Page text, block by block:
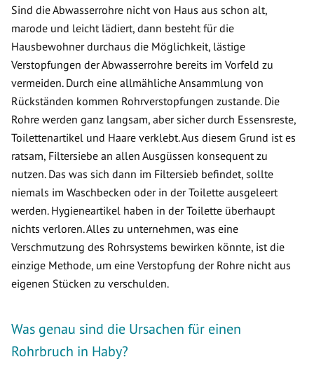
Sind die Abwasserrohre nicht von Haus aus schon alt,
marode und leicht lädiert, dann besteht für die
Hausbewohner durchaus die Möglichkeit, lästige
Verstopfungen der Abwasserrohre bereits im Vorfeld zu
vermeiden. Durch eine allmähliche Ansammlung von
Rückständen kommen Rohrverstopfungen zustande. Die
Rohre werden ganz langsam, aber sicher durch Essensreste,
Toilettenartikel und Haare verklebt. Aus diesem Grund ist es
ratsam, Filtersiebe an allen Ausgüssen konsequent zu
nutzen. Das was sich dann im Filtersieb befindet, sollte
niemals im Waschbecken oder in der Toilette ausgeleert
werden. Hygieneartikel haben in der Toilette überhaupt
nichts verloren. Alles zu unternehmen, was eine
Verschmutzung des Rohrsystems bewirken könnte, ist die
einzige Methode, um eine Verstopfung der Rohre nicht aus
eigenen Stücken zu verschulden.
Was genau sind die Ursachen für einen
Rohrbruch in Haby?